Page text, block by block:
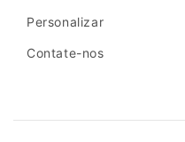
Personalizar
Contate-nos